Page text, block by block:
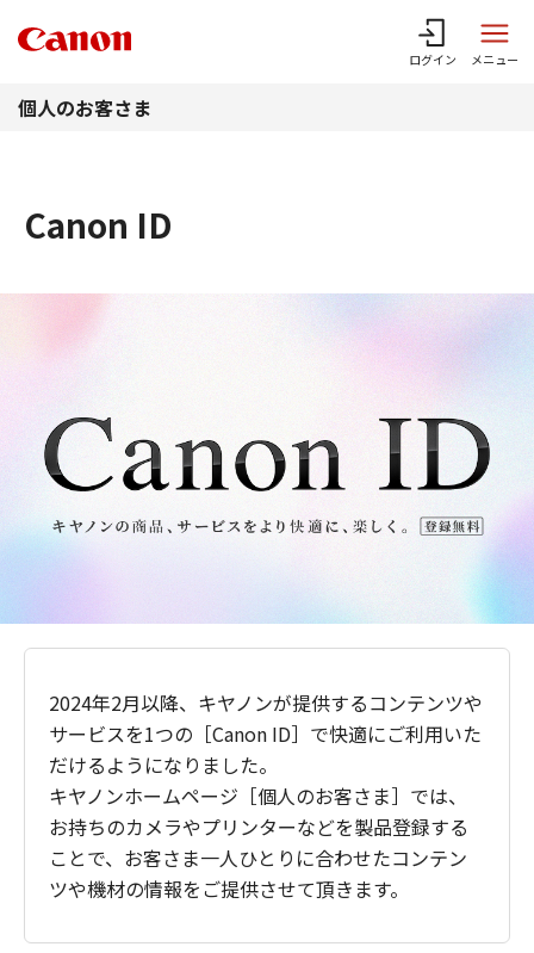
ログイン メニュー
個人のお客さま
Canon ID
2024年2月以降、キヤノンが提供するコンテンツや
サービスを1つの［Canon ID］で快適にご利用いた
だけるようになりました。
キヤノンホームページ［個人のお客さま］では、
お持ちのカメラやプリンターなどを製品登録する
ことで、お客さま一人ひとりに合わせたコンテン
ツや機材の情報をご提供させて頂きます。